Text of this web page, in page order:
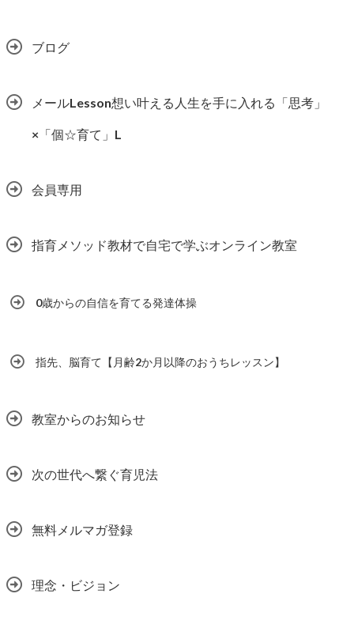
ブログ
メールLesson想い叶える人生を手に入れる「思考」
×「個☆育て」L
会員専用
指育メソッド教材で自宅で学ぶオンライン教室
0歳からの自信を育てる発達体操
指先、脳育て【月齢2か月以降のおうちレッスン】
教室からのお知らせ
次の世代へ繋ぐ育児法
無料メルマガ登録
理念・ビジョン